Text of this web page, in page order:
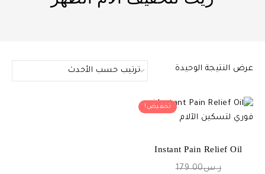
عرض النتيجة الوحيدة
تخفيض!
Instant Pain Relief Oil
ر.س179.00السعر